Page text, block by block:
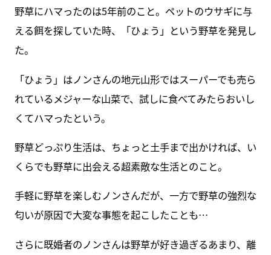
野草にハマったのは5年前のこと。ペットのウサギに与
える餌を探していた時、「ひょう」という野草を発見し
た。
「ひょう」はノンさんの地元山形ではスーパーでも売ら
れているメジャーな山菜で、試しに食べてみたらおいし
くてハマったという。
野草どっぷり生活は、ちょっと土手まで出かければ、い
くらでも野草に出会える超素敵な生活とのこと。
手軽に野草を楽しむノンさんだが、一方で野草の強烈な
匂いが原因で大変な事態を起こしたことも…
さらに既婚者のノンさんは野草が好き過ぎるあまり、離